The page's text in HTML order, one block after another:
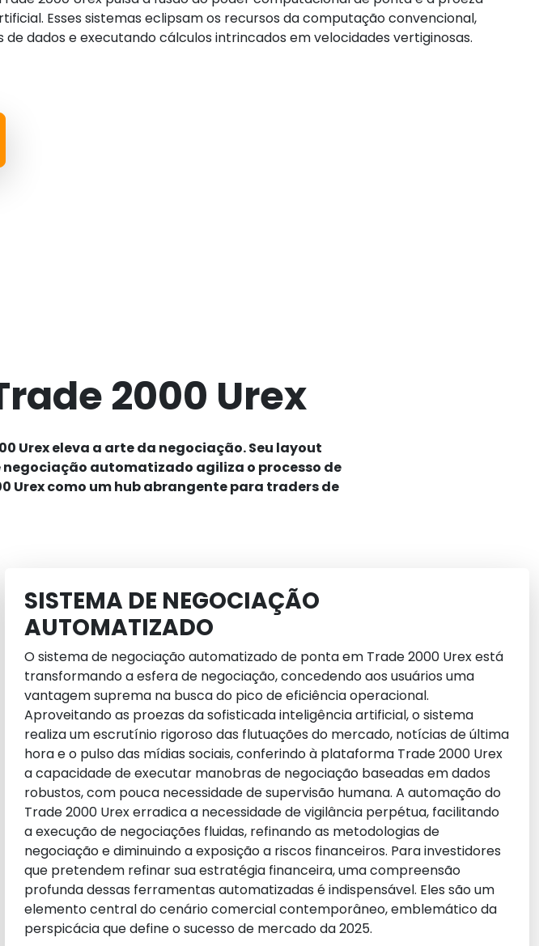
Esses sistemas eclipsam os recursos da computação convencional,
dados e executando cálculos intrincados em velocidades vertiginosas.
2000 Urex
Urex eleva a arte da negociação. Seu layout
automatizado agiliza o processo de
Urex como um hub abrangente para traders de
SISTEMA DE NEGOCIAÇÃO
AUTOMATIZADO
O sistema de negociação automatizado de ponta em Trade 2000 Urex está
transformando a esfera de negociação, concedendo aos usuários uma
vantagem suprema na busca do pico de eficiência operacional.
Aproveitando as proezas da sofisticada inteligência artificial, o sistema
realiza um escrutínio rigoroso das flutuações do mercado, notícias de última
hora e o pulso das mídias sociais, conferindo à plataforma Trade 2000 Urex
a capacidade de executar manobras de negociação baseadas em dados
robustos, com pouca necessidade de supervisão humana. A automação do
Trade 2000 Urex erradica a necessidade de vigilância perpétua, facilitando
a execução de negociações fluidas, refinando as metodologias de
negociação e diminuindo a exposição a riscos financeiros. Para investidores
que pretendem refinar sua estratégia financeira, uma compreensão
profunda dessas ferramentas automatizadas é indispensável. Eles são um
elemento central do cenário comercial contemporâneo, emblemático da
perspicácia que define o sucesso de mercado da 2025.